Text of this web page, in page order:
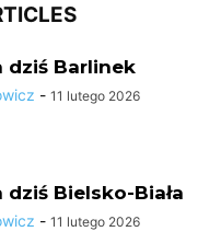
dziś Barlinek
- 11 lutego 2026
dziś Bielsko-Biała
- 11 lutego 2026